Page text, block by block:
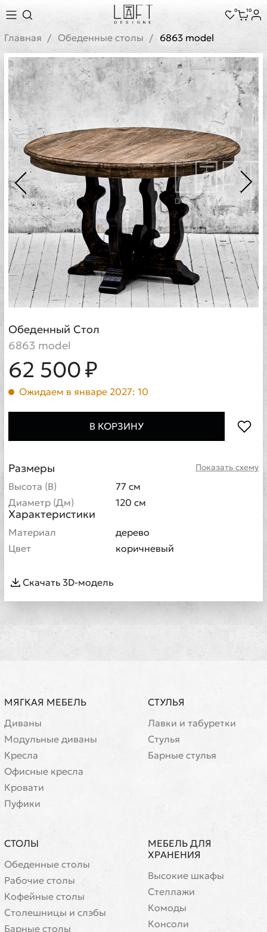
0 10
Главная Обеденные столы 6863 model
Обеденный Стол
6863 model
62 500 ₽
Ожидаем в январе 2027: 10
В КОРЗИНУ
Показать схему
Размеры
Высота (В)
77 см
Диаметр (Дм)
120 см
Характеристики
Материал
дерево
Цвет
коричневый
Скачать 3D-модель
МЯГКАЯ МЕБЕЛЬ
Диваны
Модульные диваны
Кресла
Офисные кресла
Кровати
Пуфики
СТУЛЬЯ
Лавки и табуретки
Стулья
Барные стулья
СТОЛЫ
Обеденные столы
Рабочие столы
Кофейные столы
Cтолешницы и слэбы
Барные столы
МЕБЕЛЬ ДЛЯ
ХРАНЕНИЯ
Высокие шкафы
Стеллажи
Комоды
Консоли